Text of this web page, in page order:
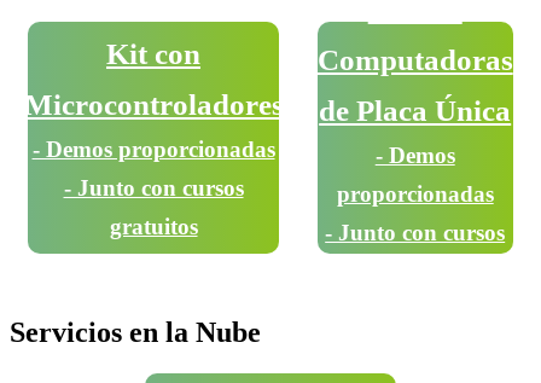
Kit con
Microcontroladores
- Demos proporcionadas
- Junto con cursos
gratuitos
Computadoras
de Placa Única
- Demos
proporcionadas
- Junto con cursos
Servicios en la Nube